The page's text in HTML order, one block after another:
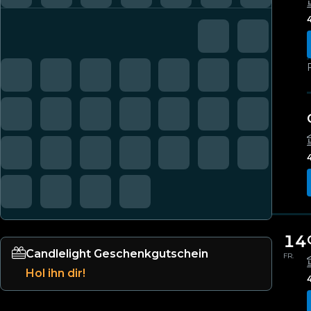
Candlelight Geschenkgutschein
Hol ihn dir!
14
FR.